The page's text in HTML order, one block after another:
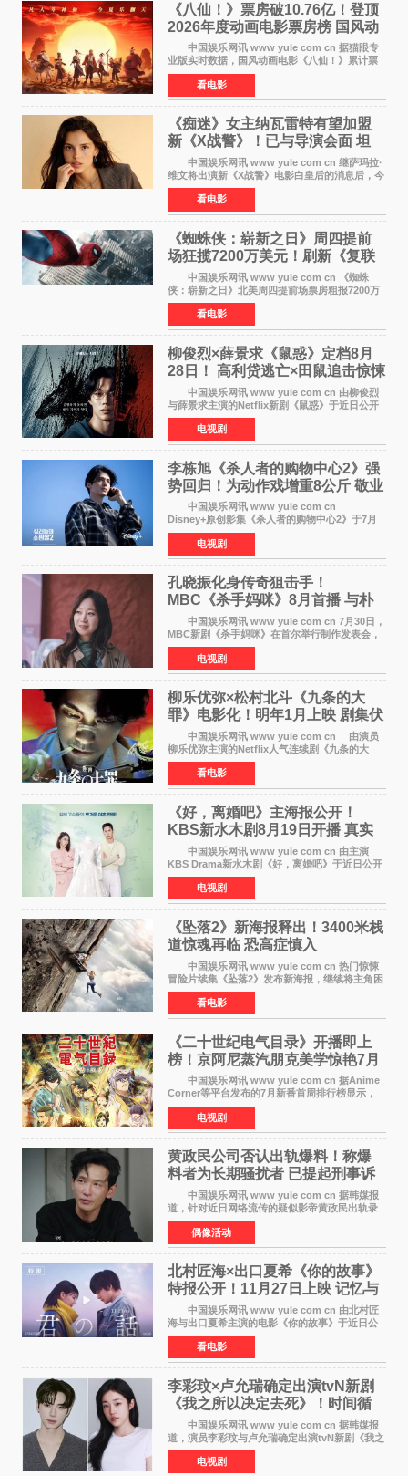
《八仙！》票房破10.76亿！登顶
2026年度动画电影票房榜 国风动
画逆袭暑期档
中国娱乐网讯 www yule com cn 据猫眼专
业版实时数据，国风动画电影《八仙！》累计票
房突破10 76亿元，超过《熊出没·年年有熊》，
暂列2026年度动画影片票房榜冠军。该片自暑期
档登陆院线以
看电影
《痴迷》女主纳瓦雷特有望加盟
新《X战警》！已与导演会面 坦
言“魔形女一直很酷”
中国娱乐网讯 www yule com cn 继萨玛拉·
维文将出演新《X战警》电影白皇后的消息后，今
年暑期档大热恐怖片《痴迷》女主角印达·纳瓦雷
特也有望加盟这部备受瞩目的漫威新作——目前
还处于有
看电影
《蜘蛛侠：崭新之日》周四提前
场狂揽7200万美元！刷新《复联
4》保持影史纪录
中国娱乐网讯 www yule com cn 《蜘蛛
侠：崭新之日》北美周四提前场票房粗报7200万
美元，创下影史单片北美提前场票房新纪录——
此前该纪录由《复仇者联盟4：终局之战》的6000
万美元保持，本
看电影
柳俊烈×薛景求《鼠惑》定档8月
28日！ 高利贷逃亡×田鼠追击惊悚
来袭
中国娱乐网讯 www yule com cn 由柳俊烈
与薛景求主演的Netflix新剧《鼠惑》于近日公开
主海报，正式定档8月28日上线。 海报中，柳
俊烈与薛景求背对背站立，各自朝向相反方向，
幽暗的色调与
电视剧
李栋旭《杀人者的购物中心2》强
势回归！为动作戏增重8公斤 敬业
获赞
中国娱乐网讯 www yule com cn
Disney+原创影集《杀人者的购物中心2》于7月
22日正式上线，由男神李栋旭主演的郑进湾以2 0
完全体强势回归。该剧第一季曾被《纽约时报》
评选为全球最佳影集之一
电视剧
孔晓振化身传奇狙击手！
MBC《杀手妈咪》8月首播 与朴
恩斌展开收视对决
中国娱乐网讯 www yule com cn 7月30日，
MBC新剧《杀手妈咪》在首尔举行制作发表会，
主演孔晓振、郑准元、李相二、无真星、崔宇
成、李银泉等人一同出席，为新剧宣传造势。这
是孔晓振继《毛骨
电视剧
柳乐优弥×松村北斗《九条的大
罪》电影化！明年1月上映 剧集伏
笔将全面揭晓
中国娱乐网讯 www yule com cn 由演员
柳乐优弥主演的Netflix人气连续剧《九条的大
罪》正式宣布改编为电影，将于明年1月8日全国
上映。柳乐优弥与SixTONES松村北斗再度联
手，为观众带来这部
看电影
《好，离婚吧》主海报公开！
KBS新水木剧8月19日开播 真实
离婚体验记来袭
中国娱乐网讯 www yule com cn 由主演
KBS Drama新水木剧《好，离婚吧》于近日公开
主海报，正式进入开播倒计时。 海报中，男
女主角背对背站立，各自望向不同方向，中央的
空白与冷漠的表情
电视剧
《坠落2》新海报释出！3400米栈
道惊魂再临 恐高症慎入
中国娱乐网讯 www yule com cn 热门惊悚
冒险片续集《坠落2》发布新海报，继续将主角困
于绝境高处——这一次，是摇摇欲坠的徒步栈
道。该片将于今年9月2日北美上映，恐高症患者
请提前做好心理
看电影
《二十世纪电气目录》开播即上
榜！京阿尼蒸汽朋克美学惊艳7月
新番季
中国娱乐网讯 www yule com cn 据Anime
Corner等平台发布的7月新番首周排行榜显示，
由京都动画制作的《二十世纪电气目录》在多个
榜单中表现亮眼，位列AniLab全球TOP10第十
名。该剧改编自结
电视剧
黄政民公司否认出轨爆料！称爆
料者为长期骚扰者 已提起刑事诉
中国娱乐网讯 www yule com cn 据韩媒报
道，针对近日网络流传的疑似影帝黄政民出轨录
音及短信爆料，黄政民所属经纪公司于今日正式
发表声明，明确否认相关传闻。 公司表示，
爆料者是一名长
偶像活动
北村匠海×出口夏希《你的故事》
特报公开！11月27日上映 记忆与
初恋的奇幻交织
中国娱乐网讯 www yule com cn 由北村匠
海与出口夏希主演的电影《你的故事》于近日公
开特报影像，正式定档11月27日上映。 本片
改编自三秋缒同名小说，编剧由曾执笔《孤独摇
滚！》的吉田惠
看电影
李彩玟×卢允瑞确定出演tvN新剧
《我之所以决定去死》！时间循
环青春爱情来袭
中国娱乐网讯 www yule com cn 据韩媒报
道，演员李彩玟与卢允瑞确定出演tvN新剧《我之
所以决定去死》，分别担任男女主角。该剧预计
将于明年播出，引发观众期待。 本剧改编自
电视剧